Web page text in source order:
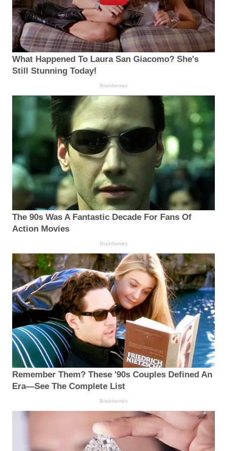
What Happened To Laura San Giacomo? She's
Still Stunning Today!
Brainberries
The 90s Was A Fantastic Decade For Fans Of
Action Movies
Brainberries
Remember Them? These '90s Couples Defined An
Era—See The Complete List
Brainberries